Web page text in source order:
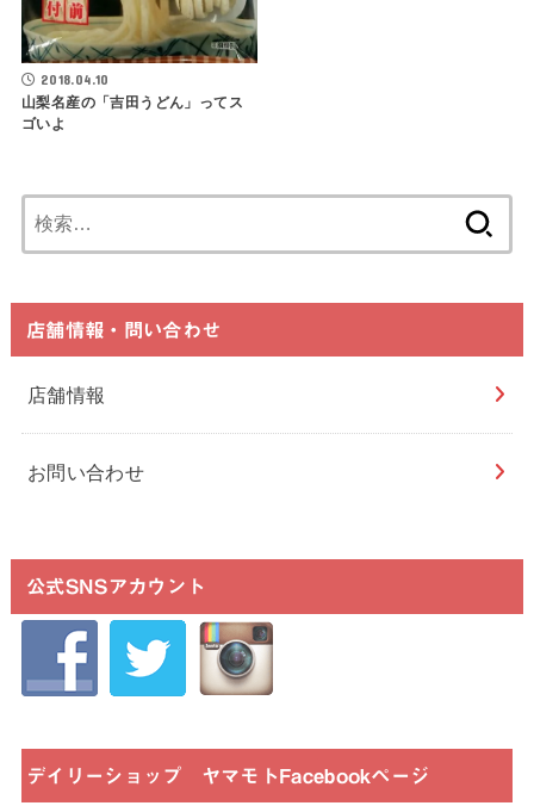
2018.04.10
山梨名産の「吉田うどん」ってス
ゴいよ
索:
店舗情報・問い合わせ
店舗情報
お問い合わせ
公式SNSアカウント
デイリーショップ ヤマモトFacebookページ